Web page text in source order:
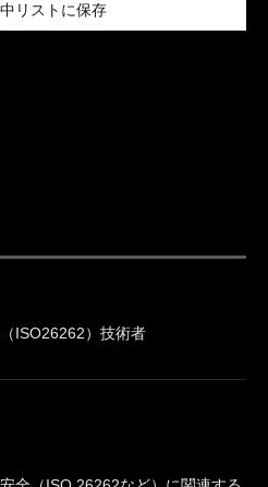
リストに保存
ISO26262）技術者